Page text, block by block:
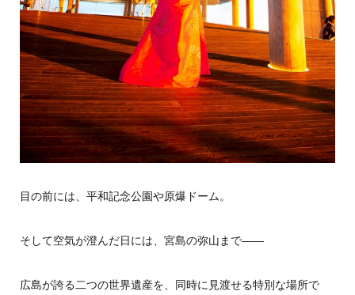
目の前には、平和記念公園や原爆ドーム。
そして空気が澄んだ日には、宮島の弥山まで——
広島が誇る二つの世界遺産を、同時に見渡せる特別な場所で